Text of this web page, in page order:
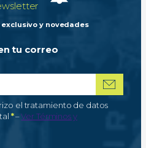
y novedades
tu correo
de datos personales
el tratamiento de datos
*–Campo obligatorio
Ver Términos y